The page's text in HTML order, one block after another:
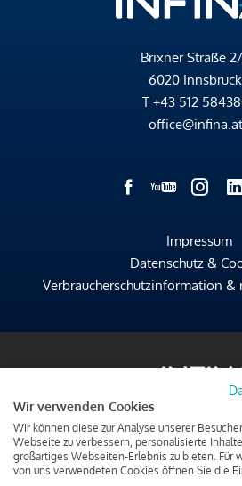
Brixner Straße
6020 Innsbruck
T +43 512
office@infina.at
Impressum
Datenschutz &
Verbraucherschutzinformation &
Wir verwenden Cookies
Wir können diese zur Analyse unserer
Webseite zu verbessern, personalisierte
großartiges Webseiten-Erlebnis zu bieten. Für
von uns verwendeten Cookies öffnen Sie die